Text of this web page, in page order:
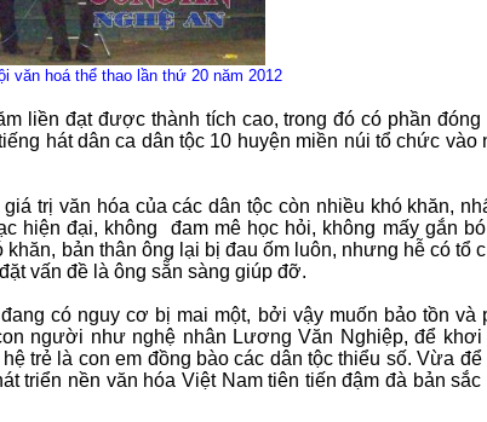
văn hoá thể thao lần thứ 20 năm 2012
liền đạt được thành tích cao, trong đó có phần đóng
hát dân ca dân tộc 10 huyện miền núi tổ chức vào
trị văn hóa của các dân tộc còn nhiều khó khăn,
hiện đại, không đam mê học hỏi, không mấy gắn
bản thân ông lại bị đau ốm luôn, nhưng hễ có tổ
vấn đề là ông sẵn sàng giúp đỡ.
có nguy cơ bị mai một, bởi vậy muốn bảo tồn và
người như nghệ nhân Lương Văn Nghiệp, để khơi
trẻ là con em đồng bào các dân tộc thiểu số. Vừa để
triển nền văn hóa Việt Nam tiên tiến đậm đà bản sắc